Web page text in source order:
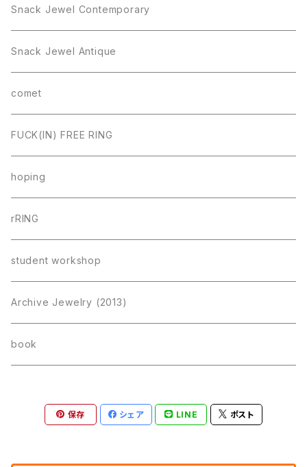
Snack Jewel Contemporary
Snack Jewel Antique
comet
FUCK(IN) FREE RING
hoping
rRING
student workshop
Archive Jewelry (2013)
book
保存 シェア LINE ポスト